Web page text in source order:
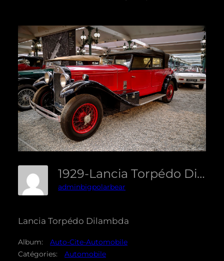
1929-Lancia Torpédo Dilambda-Equilibré
adminbigpolarbear
Lancia Torpédo Dilambda
Album:
Auto-Cite-Automobile
Catégories:
Automobile